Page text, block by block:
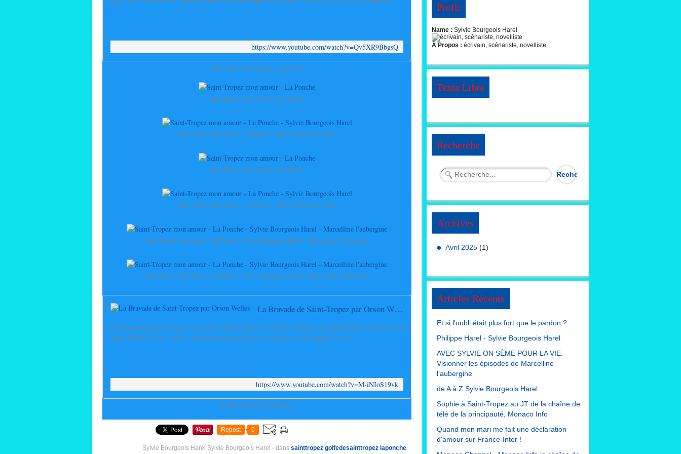
https://www.youtube.com/watch?v=Qv5XR9BbgsQ
Saint-Tropez mon amour - La Ponche
Saint-Tropez mon amour - La Ponche
Saint-Tropez mon amour - La Ponche - Sylvie Bourgeois Harel
Saint-Tropez mon amour - La Ponche
Saint-Tropez mon amour - La Ponche - Sylvie Bourgeois Harel
Saint-Tropez mon amour - La Ponche - Sylvie Bourgeois Harel - Marcelline l'aubergine
Saint-Tropez mon amour - La Ponche - Sylvie Bourgeois Harel - Marcelline l'aubergine
La Bravade de Saint-Tropez par Orson Welles
La Bravade de Saint-Tropez et les bravadeurs fêtent le chevalier Torpès et la fidélité des Tropéziens au
Saint-Patron de leur ville et Saint-Protecteur de tous les marins de la région, les 16...
https://www.youtube.com/watch?v=M-iNIoS19vk
La Bravade de Saint-Tropez
Repost 0
Sylvie Bourgeois Harel Sylvie Bourgeois Harel - dans sainttropez golfedesainttropez laponche
Profil
Name : Sylvie Bourgeois Harel
À Propos : écrivain, scénariste, novelliste
Texte Libre
Recherche
Archives
Avril 2025 (1)
Articles Récents
Et si l'oubli était plus fort que le pardon ?
Philippe Harel - Sylvie Bourgeois Harel
AVEC SYLVIE ON SÈME POUR LA VIE.
Visionner les épisodes de Marcelline
l'aubergine
de A à Z Sylvie Bourgeois Harel
Sophie à Saint-Tropez au JT de la chaîne de
télé de la principauté, Monaco Info
Quand mon mari me fait une déclaration
d'amour sur France-Inter !